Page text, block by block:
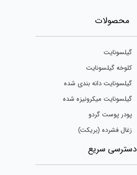
محصولات
گیلسونایت
کلوخه گیلسونایت
گیلسونایت دانه بندی شده
گیلسونایت میکرونیزه شده
پودر پوست گردو
زغال فشرده (بریکت)
دسترسی سریع